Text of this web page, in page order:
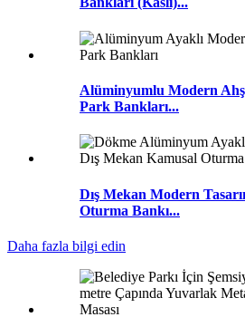
Alüminyumlu Modern
Park Bankları...
Dış Mekan Modern
Oturma Bankı...
Daha fazla bilgi edin